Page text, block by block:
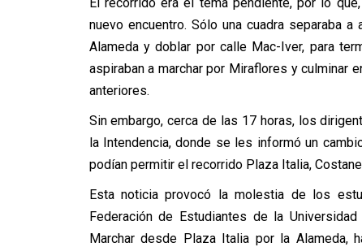
nuevo encuentro. Sólo una cuadra separaba
Alameda y doblar por calle Mac-Iver, para
aspiraban a marchar por Miraflores y culminar
anteriores.
Sin embargo, cerca de las 17 horas, los
la Intendencia, donde se les informó un
podían permitir el recorrido Plaza Italia,
Esta noticia provocó la molestia de los
Federación de Estudiantes de la
Marchar desde Plaza Italia por la Alameda,